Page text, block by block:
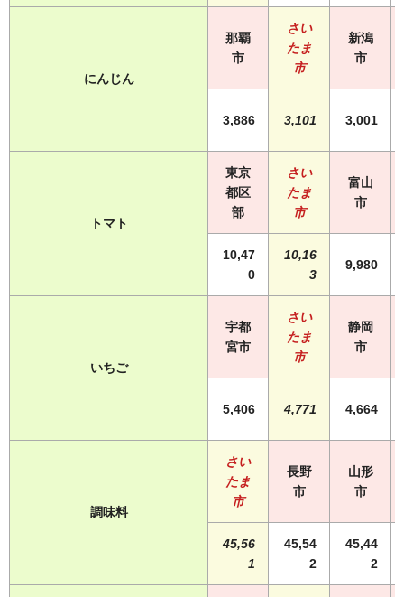
にんじん
那覇
市
さい
たま
市
新潟
市
3,886 3,101 3,001
トマト
東京
都区
部
さい
たま
市
富山
市
10,47
0
10,16
3
9,980
いちご
宇都
宮市
さい
たま
市
静岡
市
5,406 4,771 4,664
調味料
さい
たま
市
長野
市
山形
市
45,56
1
45,54
2
45,44
2